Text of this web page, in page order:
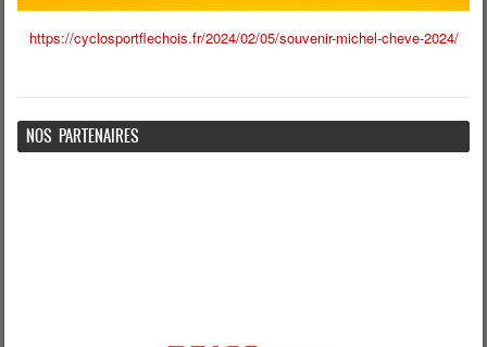
https://cyclosportflechois.fr/2024/02/05/souvenir-michel-cheve-2024/
NOS PARTENAIRES